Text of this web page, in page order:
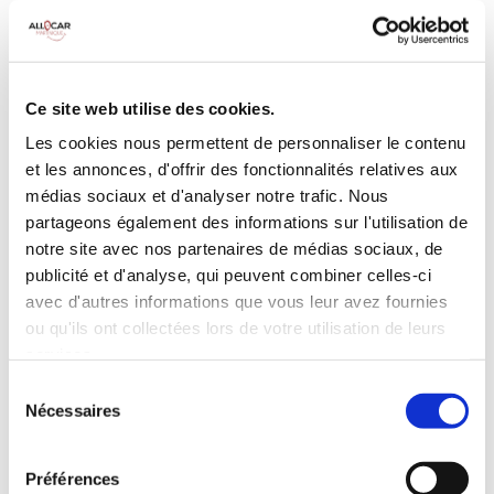
Ce site web utilise des cookies.
Les cookies nous permettent de personnaliser le contenu
et les annonces, d'offrir des fonctionnalités relatives aux
médias sociaux et d'analyser notre trafic. Nous
partageons également des informations sur l'utilisation de
notre site avec nos partenaires de médias sociaux, de
publicité et d'analyse, qui peuvent combiner celles-ci
avec d'autres informations que vous leur avez fournies
ou qu'ils ont collectées lors de votre utilisation de leurs
Nécessaires
Préférences
pour les trajets longs ou en milieu urbain. Il est
également courant de choisir une berline adaptée aux
mieux équipées pour des climats tropicaux avec des
climatisations plus puissantes.
Dans certains cas, les loueurs permettent même de
personnaliser davantage votre location avec des
équipements supplémentaires.
Pourquoi louer un
berline
Louer une berline présente plusieurs avantages qui en
déplacements. Ces véhicules offrent d’abord un
confort
Louer une RENAULT CLIO
BERLINE
MANUELLE
Années de permis :2 ans